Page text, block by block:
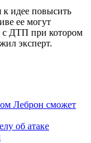
идее повысить
ее могут
с ДТП при котором
эксперт.
Леброн сможет
об атаке